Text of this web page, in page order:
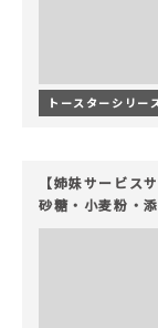
トースターシリー
【姉妹サービス
砂糖・小麦粉・
ツ”『#100（シ